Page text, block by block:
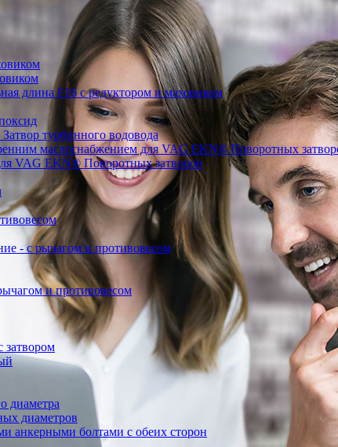
длина F16 с редуктором и маховиком
турбинного водовода
маслоснабжением для VAG EKN® Поворотных
VAG EKN® Поворотных затворов
- с рычагом и противовесом
и противовесом
диаметра
диаметров
анкерными болтами с обеих сторон